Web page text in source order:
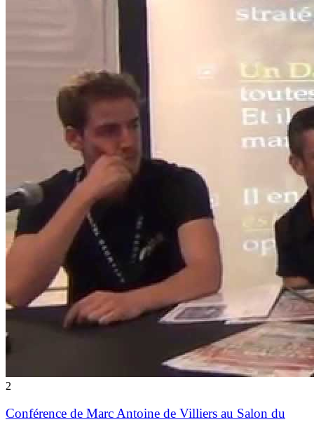
2
Conférence de Marc Antoine de Villiers au Salon du